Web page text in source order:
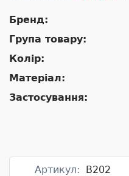
Бренд:
Група товару:
Колір:
Матеріал:
Застосування:
Артикул: B202